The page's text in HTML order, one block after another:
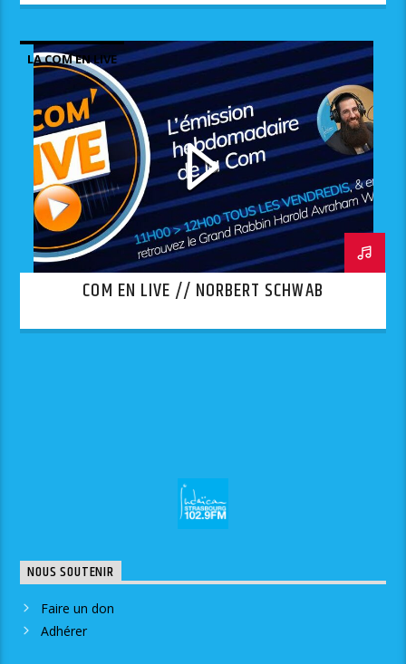
LA COM EN LIVE
COM EN LIVE // NORBERT SCHWAB
NOUS SOUTENIR
Faire un don
Adhérer